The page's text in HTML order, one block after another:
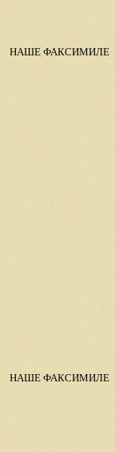
НАШЕ ФАКСИМИЛЕ
НАШЕ ФАКСИМИЛЕ